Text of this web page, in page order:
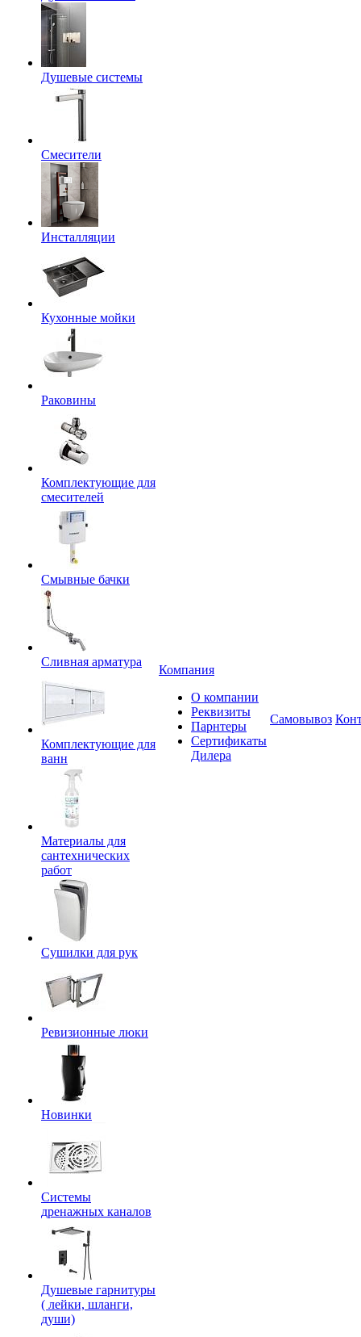
Душевые системы
Смесители
Инсталляции
Кухонные мойки
Раковины
Комплектующие для
смесителей
Смывные бачки
Сливная арматура
Комплектующие для
ванн
Материалы для
сантехнических
работ
Сушилки для рук
Ревизионные люки
Новинки
Системы
дренажных каналов
Душевые гарнитуры
( лейки, шланги,
души)
Компания
О компании
Реквизиты
Парнтеры
Сертификаты
Дилера
Самовывоз